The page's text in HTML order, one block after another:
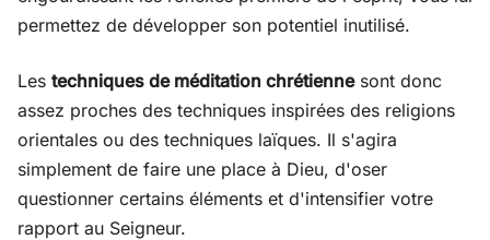
permettez de développer son potentiel inutilisé.
Les techniques de méditation chrétiennesont donc
assez proches des techniques inspirées des religions
orientales ou des techniques laïques. Il s'agira
simplement de faire une place à Dieu, d'oser
questionner certains éléments et d'intensifier votre
rapport au Seigneur.